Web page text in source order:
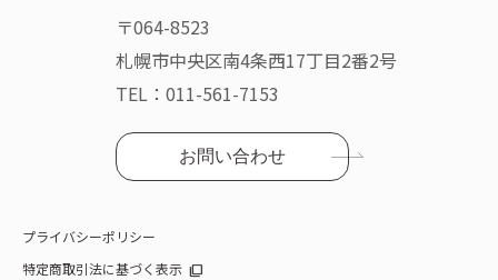
〒064-8523
札幌市中央区南4条西17丁目2番2号
TEL： 011-561-7153
お問い合わせ
プライバシーポリシー
特定商取引法に基づく表示